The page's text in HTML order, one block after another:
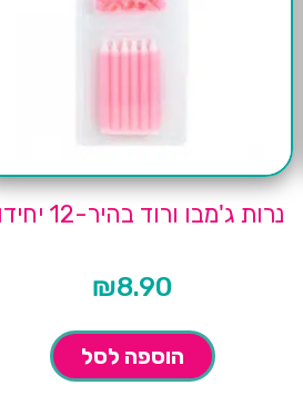
נרות ג'מבו ורוד בהיר-12 יחידות
₪8.90
הוספה לסל